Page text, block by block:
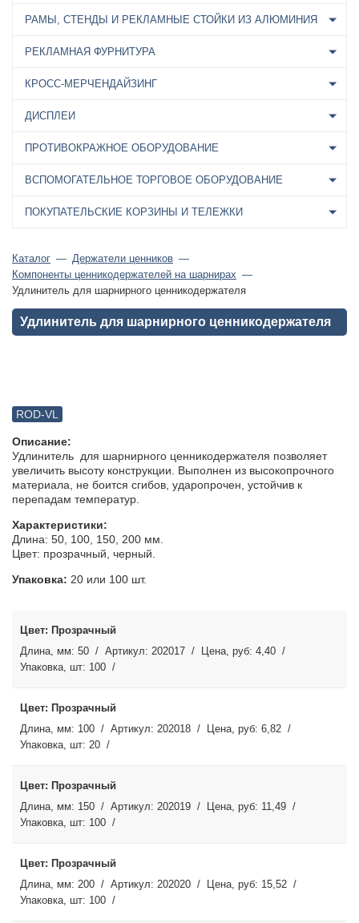
РАМЫ, СТЕНДЫ И РЕКЛАМНЫЕ СТОЙКИ ИЗ АЛЮМИНИЯ
РЕКЛАМНАЯ ФУРНИТУРА
КРОСС-МЕРЧЕНДАЙЗИНГ
ДИСПЛЕИ
ПРОТИВОКРАЖНОЕ ОБОРУДОВАНИЕ
ВСПОМОГАТЕЛЬНОЕ ТОРГОВОЕ ОБОРУДОВАНИЕ
ПОКУПАТЕЛЬСКИЕ КОРЗИНЫ И ТЕЛЕЖКИ
Каталог
Держатели ценников
Компоненты ценникодержателей на шарнирах
Удлинитель для шарнирного ценникодержателя
Удлинитель для шарнирного ценникодержателя
ROD-VL
Описание:
Удлинитель для шарнирного ценникодержателя позволяет
увеличить высоту конструкции. Выполнен из высокопрочного
материала, не боится сгибов, ударопрочен, устойчив к
перепадам температур.
Характеристики:
Длина: 50, 100, 150, 200 мм.
Цвет: прозрачный, черный.
Упаковка: 20 или 100 шт.
Прозрачный
50
202017
4,40
100
Прозрачный
100
202018
6,82
20
Прозрачный
150
202019
11,49
100
Прозрачный
200
202020
15,52
100